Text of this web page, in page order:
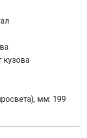
мм: 199